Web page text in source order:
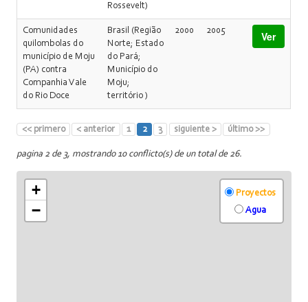
Rossevelt)
Comunidades
quilombolas do
município de Moju
(PA) contra
Companhia Vale
do Rio Doce
Brasil (Região
Norte; Estado
do Pará;
Município do
Moju;
território )
2000 2005 Ver
<< primero < anterior 1 2 3 siguiente > último >>
pagina 2 de 3, mostrando 10 conflicto(s) de un total de 26.
+
−
Proyectos
Agua